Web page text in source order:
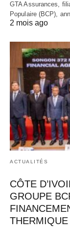
GTA Assurances,
Populaire (BCP),
2 mois ago
ACTUALITÉS
CÔTE
GROUPE